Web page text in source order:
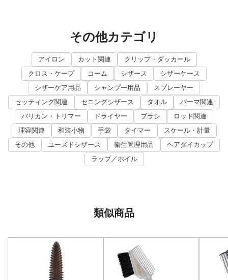
その他カテゴリ
アイロン カット関連
クリップ・ダッカール
クロス・ケープ
コーム シザース
シザーケース
シザーケア用品
シャンプー用品
スプレーヤー
セッティング関連
セニングシザース タオル
パーマ関連
バリカン・トリマー
ドライヤー ブラシ
ロッド関連
理容関連
和装小物 手袋 タイマー
スケール・計量
その他
ユーズドシザース 衛生管理用品
ヘアダイカップ
ラップ／ホイル
類似商品